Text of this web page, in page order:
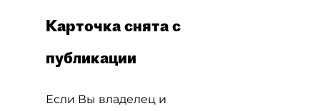
Карточка снята с
публикации
Если Вы владелец и